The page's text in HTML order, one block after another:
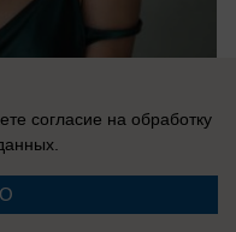
согласие на обработку